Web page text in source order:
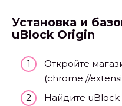
Установка и
uBlock Origin
Откройте
(chrome://
Найдите